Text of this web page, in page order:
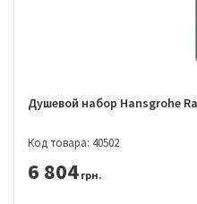
Душевой набор Hansgrohe
Код товара: 40502
6 804 грн.